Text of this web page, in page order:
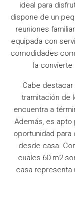
ideal para
dispone de un
reuniones
equipada con
comodidades
la convierte
Cabe
tramitación de
encuentra a
Además, es apto
oportunidad para
desde casa.
cuales 60 m2
casa representa